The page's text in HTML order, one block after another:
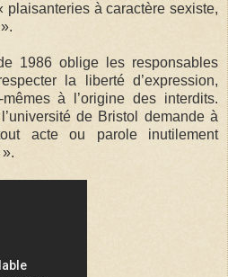
plaisanteries à caractère sexiste,
1986 oblige les responsables
la liberté d’expression,
à l’origine des interdits.
de Bristol demande à
acte ou parole inutilement